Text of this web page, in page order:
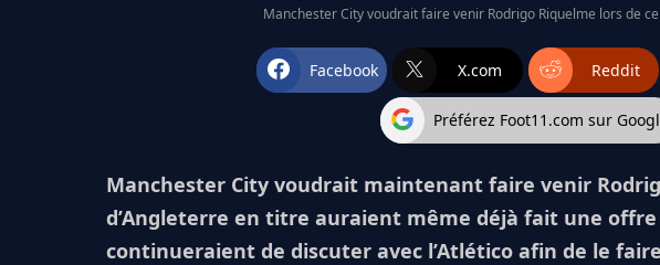
Manchester City voudrait faire venir Rodrigo Riquelme lors de
Facebook X.com Reddit
Préférez Foot11.com sur
Manchester City voudrait maintenant faire venir
d’Angleterre en titre auraient même déjà fait une
continueraient de discuter avec l’Atlético afin de le